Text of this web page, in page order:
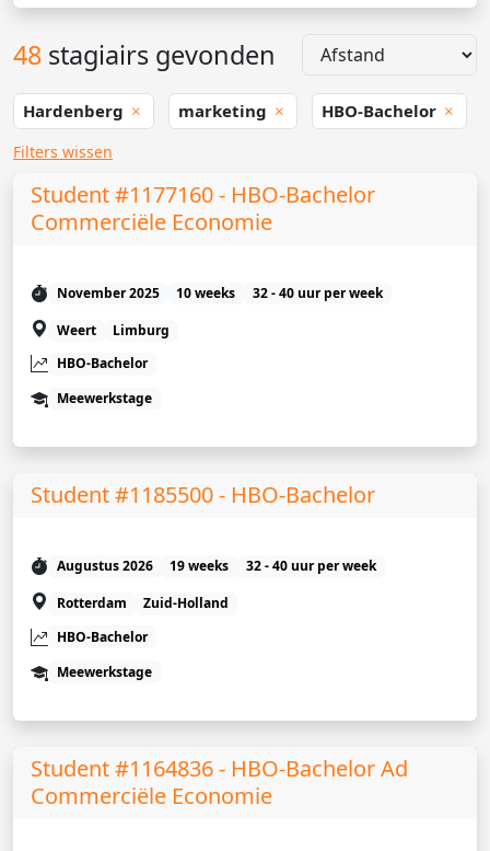
48 stagiairs gevonden
Hardenberg marketing HBO-Bachelor
Filters wissen
Student #1177160 - HBO-Bachelor
Commerciële Economie
November 2025 10 weeks
32 - 40 uur per week
Weert
Limburg
HBO-Bachelor
Meewerkstage
Student #1185500 - HBO-Bachelor
Augustus 2026 19 weeks
32 - 40 uur per week
Rotterdam
Zuid-Holland
HBO-Bachelor
Meewerkstage
Student #1164836 - HBO-Bachelor Ad
Commerciële Economie